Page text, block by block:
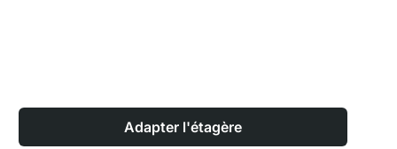
Adapter l'étagère